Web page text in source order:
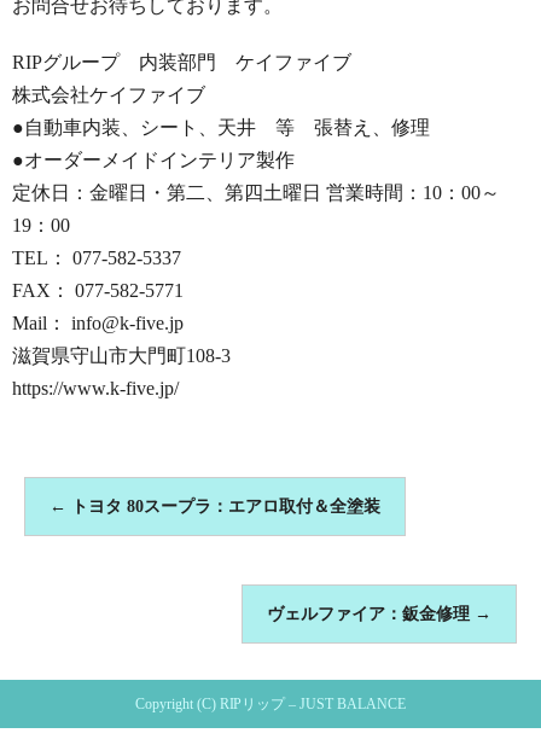
お問合せお待ちしております。
RIPグループ 内装部門 ケイファイブ
株式会社ケイファイブ
●自動車内装、シート、天井 等 張替え、修理
●オーダーメイドインテリア製作
定休日：金曜日・第二、第四土曜日 営業時間：10：00～
19：00
TEL： 077-582-5337
FAX： 077-582-5771
Mail： info@k-five.jp
滋賀県守山市大門町108-3
https://www.k-five.jp/
← トヨタ 80スープラ：エアロ取付＆全塗装
ヴェルファイア：鈑金修理 →
Copyright (C) RIPリップ – JUST BALANCE